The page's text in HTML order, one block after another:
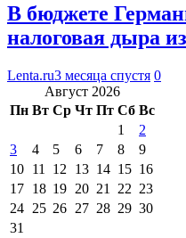
В бюджете
налоговая дыра
Lenta.ru3 месяца спустя 0
Август 2026
Пн Вт Ср Чт Пт Сб Вс
1
2
3
4 5 6 7 8
9
10 11 12 13 14 15 16
17 18 19 20 21 22 23
24 25 26 27 28 29 30
31